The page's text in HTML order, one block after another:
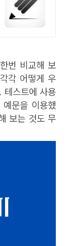
번 비교해 보
각 어떻게 우
테스트에 사용
문을 이용했
보는 것도 무